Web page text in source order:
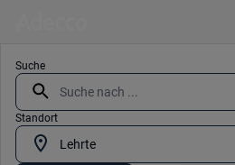
Suche
Standort